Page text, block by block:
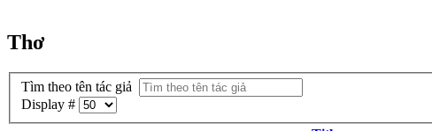
Thơ
Tìm theo tên tác giả
Display #